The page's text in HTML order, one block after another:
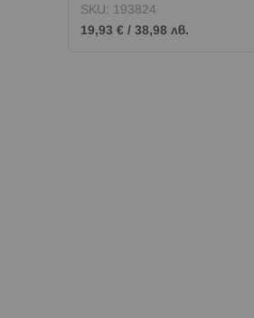
SKU: 193824
19,93 € / 38,98 лв.